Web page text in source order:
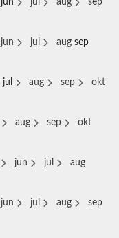
jun jul aug
sep
jun jul aug sep
jul aug sep
okt
aug sep
okt
jun jul
aug
jun jul aug
sep